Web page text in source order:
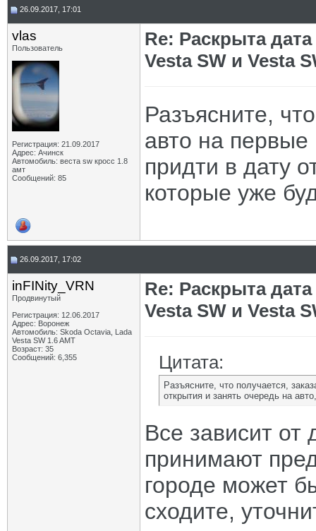
26.09.2017, 17:01
vlas
Пользователь
Регистрация: 21.09.2017
Адрес: Ачинск
Автомобиль: веста sw кросс 1.8
амт
Сообщений: 85
Re: Раскрыта
Vesta SW и Vesta
Разъясните,
авто на
придти в дату
которые уже
26.09.2017, 17:02
inFINity_VRN
Продвинутый
Регистрация: 12.06.2017
Адрес: Воронеж
Автомобиль: Skoda Octavia, Lada
Vesta SW 1.6 AMT
Возраст: 35
Сообщений: 6,355
Re: Раскрыта
Vesta SW и Vesta
Цитата:
Разъясните, что получается,
открытия и занять очередь на
Все зависит от
принимают
городе может
сходите,